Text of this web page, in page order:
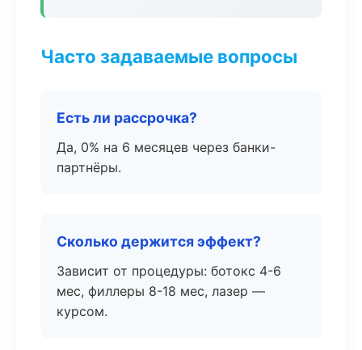
Часто задаваемые вопросы
Есть ли рассрочка?
Да, 0% на 6 месяцев через банки-
партнёры.
Сколько держится эффект?
Зависит от процедуры: ботокс 4-6
мес, филлеры 8-18 мес, лазер —
курсом.